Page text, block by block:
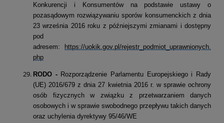
Konkurencji i Konsumentów na podstawie ustawy o
pozasądowym rozwiązywaniu sporów konsumenckich z dnia
23 września 2016 roku z późniejszymi zmianami i dostępny
pod
adresem: https://uokik.gov.pl/rejestr_podmiot_uprawnionych.
php
RODO - Rozporządzenie Parlamentu Europejskiego i Rady
(UE) 2016/679 z dnia 27 kwietnia 2016 r. w sprawie ochrony
osób fizycznych w związku z przetwarzaniem danych
osobowych i w sprawie swobodnego przepływu takich danych
oraz uchylenia dyrektywy 95/46/WE